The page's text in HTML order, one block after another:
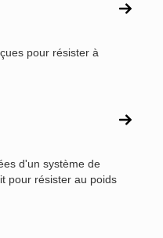
pour résister à
d'un système de
pour résister au poids